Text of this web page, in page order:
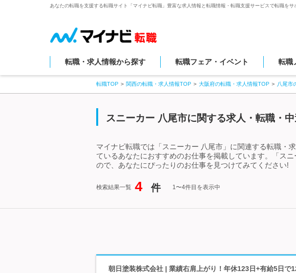
あなたの転職を支援する転職サイト「マイナビ転職」豊富な求人情報と転職情報・転職支援サービスで転職をサ
転職・求人情報から探す 転職フェア・イベント 転職
転職TOP 関西の転職・求人情報TOP 大阪府の転職・求人情報TOP 八尾市
スニーカー 八尾市に関する求人・転職・
マイナビ転職では「スニーカー 八尾市」に関連する転職・
ているあなたにおすすめのお仕事を掲載しています。「ス
ので、あなたにぴったりのお仕事を見つけてみてください!
検索結果一覧 4 件 1〜4件目を表示中
朝日塗装株式会社 | 業績右肩上がり！年休123日+有給5日